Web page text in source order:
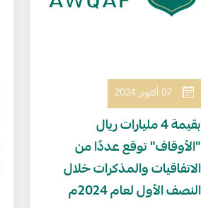
07 أكتوبر 2024
بقيمة 4 مليارات ريال
"الأوقاف" توقع عددًا من
الاتفاقيات والمذكرات خلال
النصف الأول لعام 2024م